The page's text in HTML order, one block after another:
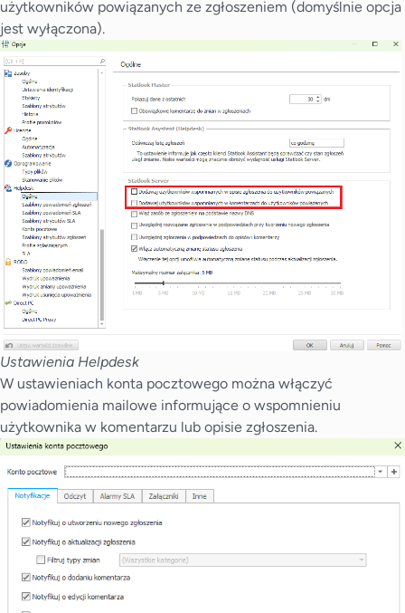
użytkowników powiązanych ze zgłoszeniem (domyślnie opcja
jest wyłączona).
Ustawienia Helpdesk
W ustawieniach konta pocztowego można włączyć
powiadomienia mailowe informujące o wspomnieniu
użytkownika w komentarzu lub opisie zgłoszenia.